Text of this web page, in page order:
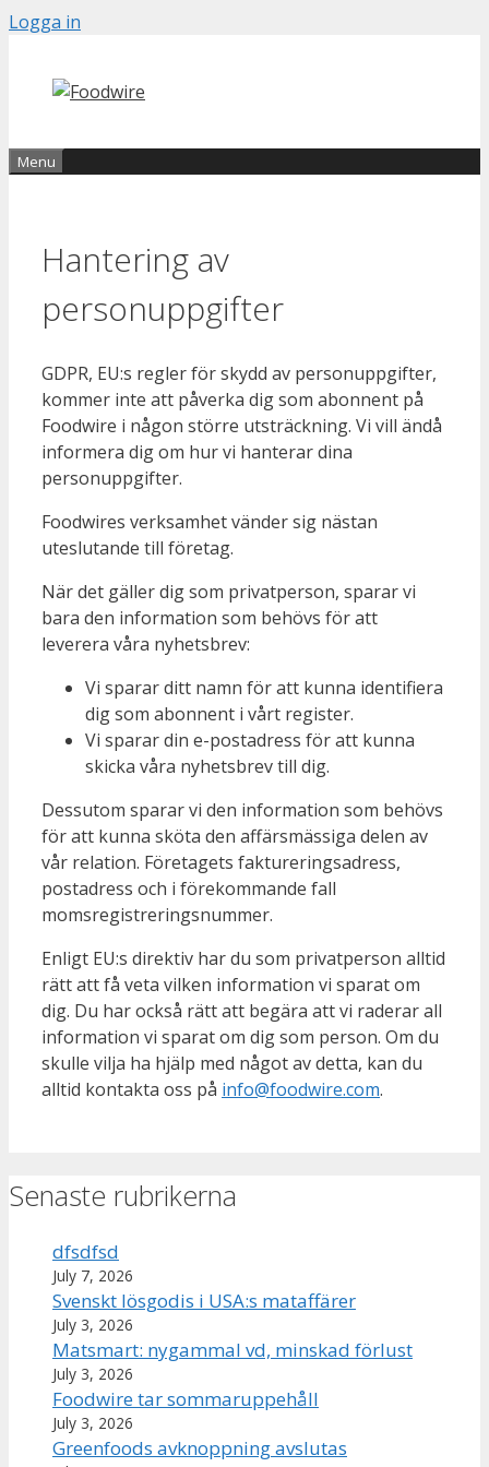
Skip
content
Logga in
Menu
Hantering av
personuppgifter
GDPR, EU:s regler för skydd av personuppgifter,
kommer inte att påverka dig som abonnent på
Foodwire i någon större utsträckning. Vi vill ändå
informera dig om hur vi hanterar dina
personuppgifter.
Foodwires verksamhet vänder sig nästan
uteslutande till företag.
När det gäller dig som privatperson, sparar vi
bara den information som behövs för att
leverera våra nyhetsbrev:
Vi sparar ditt namn för att kunna identifiera
dig som abonnent i vårt register.
Vi sparar din e-postadress för att kunna
skicka våra nyhetsbrev till dig.
Dessutom sparar vi den information som behövs
för att kunna sköta den affärsmässiga delen av
vår relation. Företagets faktureringsadress,
postadress och i förekommande fall
momsregistreringsnummer.
Enligt EU:s direktiv har du som privatperson alltid
rätt att få veta vilken information vi sparat om
dig. Du har också rätt att begära att vi raderar all
information vi sparat om dig som person. Om du
skulle vilja ha hjälp med något av detta, kan du
alltid kontakta oss på info@foodwire.com.
Senaste rubrikerna
dfsdfsd
July 7, 2026
Svenskt lösgodis i USA:s mataffärer
July 3, 2026
Matsmart: nygammal vd, minskad förlust
July 3, 2026
Foodwire tar sommaruppehåll
July 3, 2026
Greenfoods avknoppning avslutas